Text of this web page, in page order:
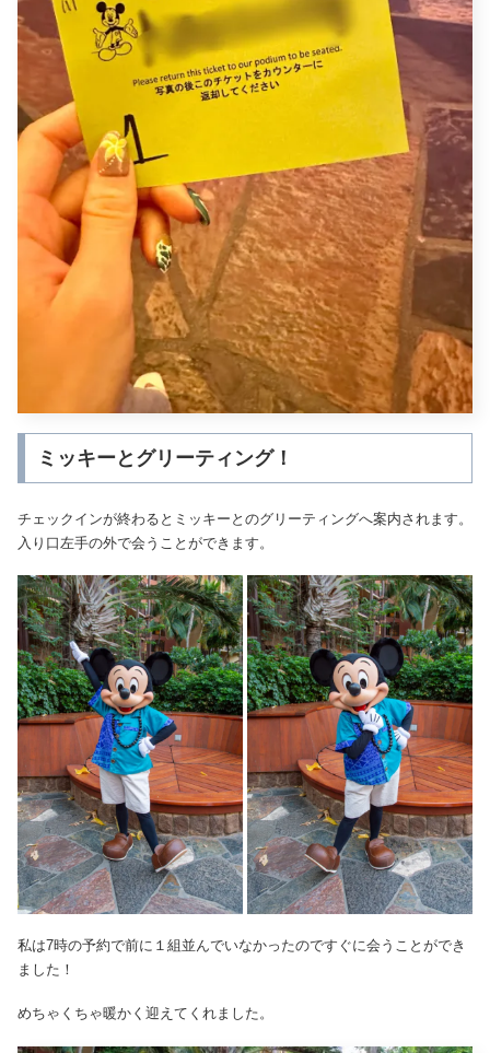
ミッキーとグリーティング！
チェックインが終わるとミッキーとのグリーティングへ案内されます。
入り口左手の外で会うことができます。
私は7時の予約で前に１組並んでいなかったのですぐに会うことができ
ました！
めちゃくちゃ暖かく迎えてくれました。